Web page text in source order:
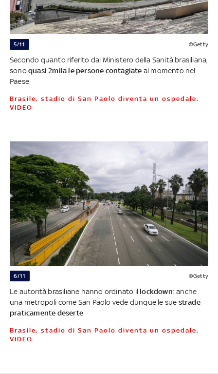
5/11 ©Getty
Secondo quanto riferito dal Ministero della Sanità brasiliana,
sono quasi 2mila le persone contagiate al momento nel
Paese
Brasile, stadio di San Paolo diventa un ospedale.
VIDEO
6/11 ©Getty
Le autorità brasiliane hanno ordinato il lockdown: anche
una metropoli come San Paolo vede dunque le sue strade
praticamente deserte
Brasile, stadio di San Paolo diventa un ospedale.
VIDEO